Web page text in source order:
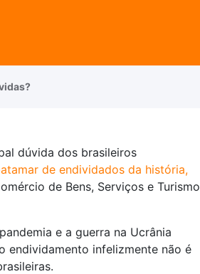
dúvida dos brasileiros
de endividados da história,
de Bens, Serviços e Turismo
e a guerra na Ucrânia
endividamento infelizmente não é